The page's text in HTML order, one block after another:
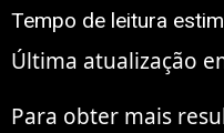
Tempo de leitura
Última atualização
Para obter mais